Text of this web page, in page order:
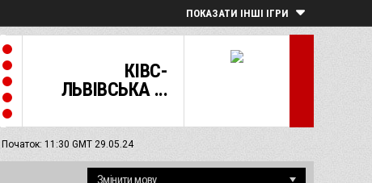
ПОКАЗАТИ ІНШІ ІГРИ
КІВС-
ЛЬВІВСЬКА ...
Початок: 11:30 GMT 29.05.24